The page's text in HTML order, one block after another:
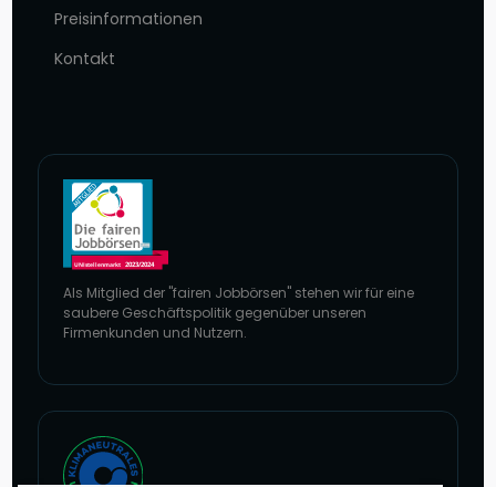
Preisinformationen
Kontakt
Als Mitglied der "fairen Jobbörsen" stehen wir für eine
saubere Geschäftspolitik gegenüber unseren
Firmenkunden und Nutzern.